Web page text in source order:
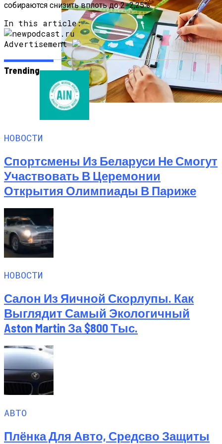
собираются снизить вплоть до 2−2,25%.
In this article:
Advertisement
Trending
НОВОСТИ
Спортсмены Из Беларуси Не Смогут
Участвовать В Церемонии
Открытия Олимпиады В Париже
НОВОСТИ
Салон Из Яичной Скорлупы. Как
Выглядит Самый Экологичный
Aston Martin За $800 Тыс.
АВТО
Плёнка Для Авто, Средсво Защиты